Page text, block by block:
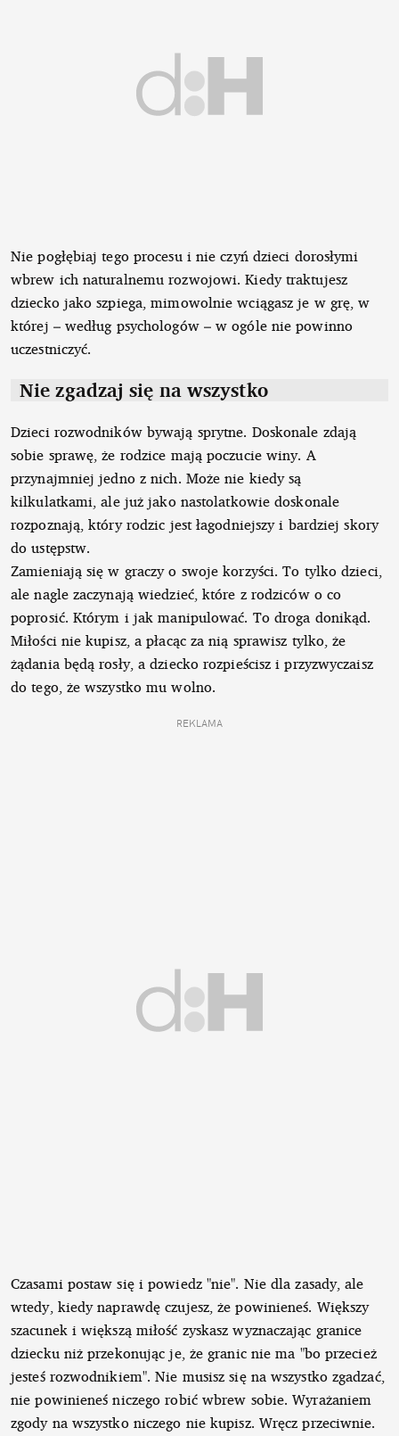
Nie pogłębiaj tego procesu i nie czyń dzieci dorosłymi
wbrew ich naturalnemu rozwojowi. Kiedy traktujesz
dziecko jako szpiega, mimowolnie wciągasz je w grę, w
której – według psychologów – w ogóle nie powinno
uczestniczyć.
Nie zgadzaj się na wszystko
Dzieci rozwodników bywają sprytne. Doskonale zdają
sobie sprawę, że rodzice mają poczucie winy. A
przynajmniej jedno z nich. Może nie kiedy są
kilkulatkami, ale już jako nastolatkowie doskonale
rozpoznają, który rodzic jest łagodniejszy i bardziej skory
do ustępstw.
Zamieniają się w graczy o swoje korzyści. To tylko dzieci,
ale nagle zaczynają wiedzieć, które z rodziców o co
poprosić. Którym i jak manipulować. To droga donikąd.
Miłości nie kupisz, a płacąc za nią sprawisz tylko, że
żądania będą rosły, a dziecko rozpieścisz i przyzwyczaisz
do tego, że wszystko mu wolno.
REKLAMA
Czasami postaw się i powiedz "nie". Nie dla zasady, ale
wtedy, kiedy naprawdę czujesz, że powinieneś. Większy
szacunek i większą miłość zyskasz wyznaczając granice
dziecku niż przekonując je, że granic nie ma "bo przecież
jesteś rozwodnikiem". Nie musisz się na wszystko zgadzać,
nie powinieneś niczego robić wbrew sobie. Wyrażaniem
zgody na wszystko niczego nie kupisz. Wręcz przeciwnie.